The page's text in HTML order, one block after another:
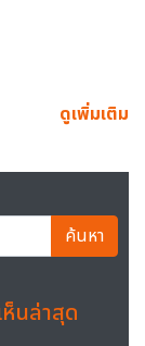
ดูเพิ่มเติม
ค้นหา
นล่าสุด